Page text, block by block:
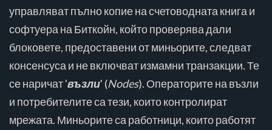
управляват пълно копие на счетоводната книга и
софтуера на Биткойн, който проверява дали
блоковете, предоставени от миньорите, следват
консенсуса и не включват измамни транзакции. Те
се наричат 'възли' (Nodes). Операторите на възли
и потребителите са тези, които контролират
мрежата. Миньорите са работници, които работят